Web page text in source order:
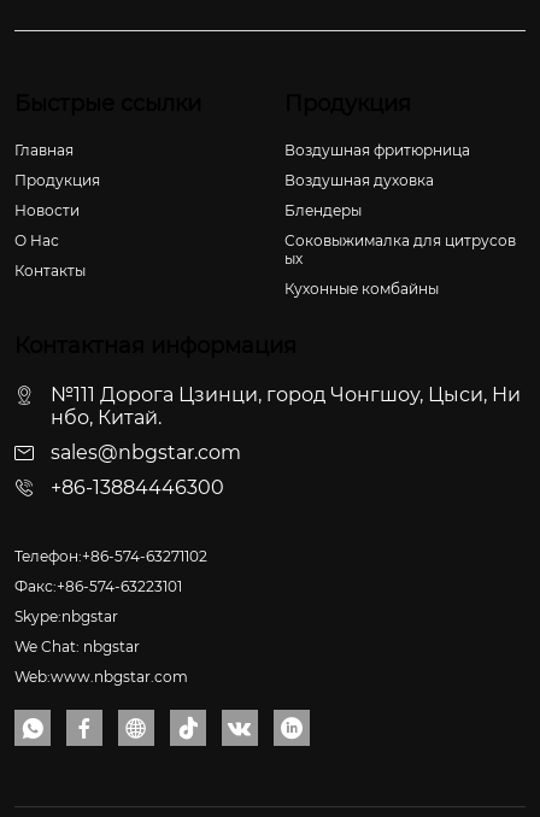
Главная
Продукция
Новости
О Hас
Контакты
Воздушная фритюрница
Воздушная духовка
Блендеры
Соковыжималка для цитрусов
ых
Кухонные комбайны
№111 Дорога Цзинци, город Чонгшоу, Цыси, Ни
нбо, Китай.
sales@nbgstar.com
+86-13884446300
Телефон:+86-574-63271102
Факс:+86-574-63223101
Skype:nbgstar
We Chat: nbgstar
Web:www.nbgstar.com
     